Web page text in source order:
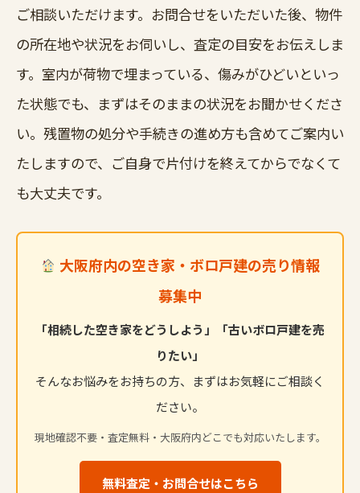
ご相談いただけます。お問合せをいただいた後、物件
の所在地や状況をお伺いし、査定の目安をお伝えしま
す。室内が荷物で埋まっている、傷みがひどいといっ
た状態でも、まずはそのままの状況をお聞かせくださ
い。残置物の処分や手続きの進め方も含めてご案内い
たしますので、ご自身で片付けを終えてからでなくて
も大丈夫です。
大阪府内の空き家・ボロ戸建の売り情報
募集中
「相続した空き家をどうしよう」「古いボロ戸建を売
りたい」
そんなお悩みをお持ちの方、まずはお気軽にご相談く
ださい。
現地確認不要・査定無料・大阪府内どこでも対応いたします。
無料査定・お問合せはこちら